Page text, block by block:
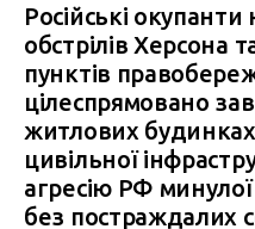
Російські
обстрілів Херсона
пунктів
цілеспрямовано
житлових будинках
цивільної
агресію РФ
без постраждалих